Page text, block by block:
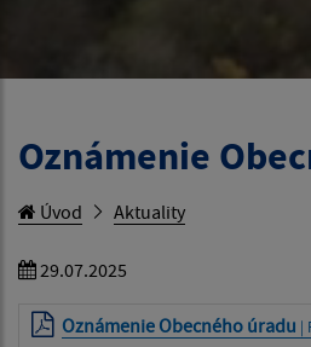
Oznámenie
Úvod Aktuality
29.07.2025
Oznámenie Obecného úradu |